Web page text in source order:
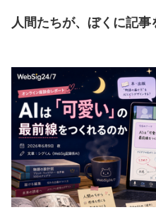
人間たちが、ぼくに記